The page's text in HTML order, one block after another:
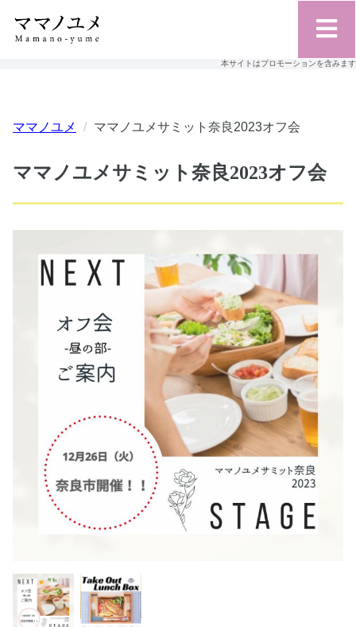
本サイトはプロモーションを含みます
ママノユメ ママノユメサミット奈良2023オフ会
ママノユメサミット奈良2023オフ会